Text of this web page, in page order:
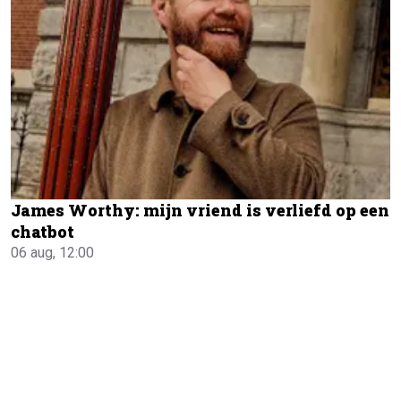
James Worthy: mijn vriend is verliefd op een
chatbot
06 aug, 12:00